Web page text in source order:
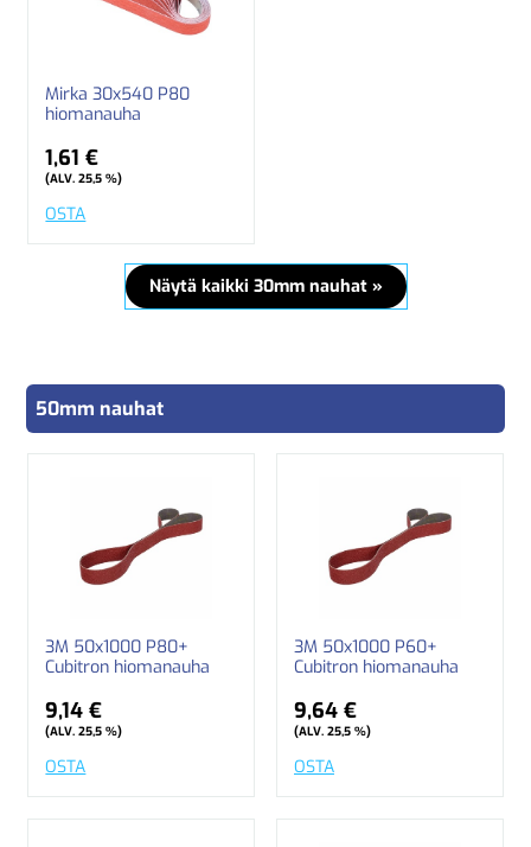
Mirka 30x540 P80
hiomanauha
1,61 €
(ALV. 25,5 %)
OSTA
Näytä kaikki 30mm nauhat »
50mm nauhat
3M 50x1000 P80+
Cubitron hiomanauha
9,14 €
(ALV. 25,5 %)
OSTA
3M 50x1000 P60+
Cubitron hiomanauha
9,64 €
(ALV. 25,5 %)
OSTA